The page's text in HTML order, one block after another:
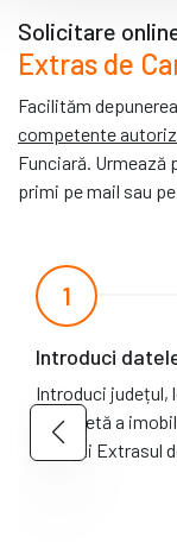
Solicitare
Extras de
Facilităm
competente
Funciară. Urmează
primi pe mail sau
1
Introduci
Introduci județul,
completă a
dorești Extrasul